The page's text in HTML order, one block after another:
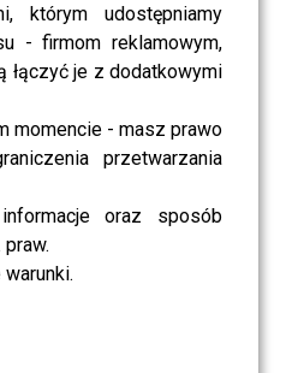
którym udostępniamy
- firmom reklamowym,
łączyć je z dodatkowymi
momencie - masz prawo
przetwarzania
oraz sposób
w